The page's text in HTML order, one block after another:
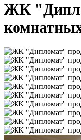
ЖК